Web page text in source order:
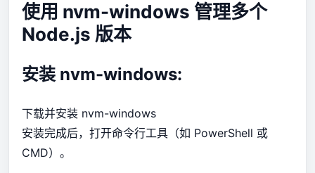
使用 nvm-windows 管理多个
Node.js 版本
安装 nvm-windows:
下载并安装 nvm-windows
安装完成后，打开命令行工具（如 PowerShell 或
CMD）。